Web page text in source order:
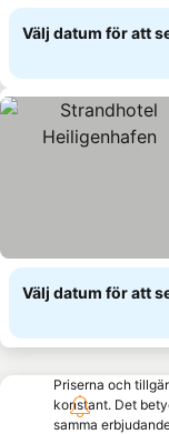
Välj datum för att
Välj datum för att
Priserna och
konstant. Det
samma